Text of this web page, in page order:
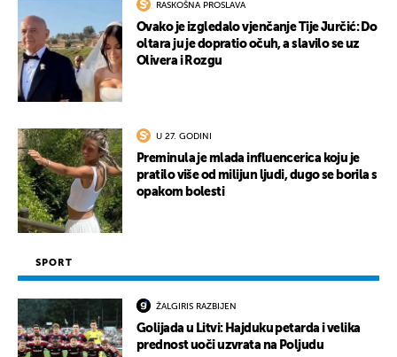
RASKOŠNA PROSLAVA
Ovako je izgledalo vjenčanje Tije Jurčić: Do
oltara ju je dopratio očuh, a slavilo se uz
Olivera i Rozgu
U 27. GODINI
Preminula je mlada influencerica koju je
pratilo više od milijun ljudi, dugo se borila s
opakom bolesti
SPORT
ŽALGIRIS RAZBIJEN
Golijada u Litvi: Hajduku petarda i velika
prednost uoči uzvrata na Poljudu